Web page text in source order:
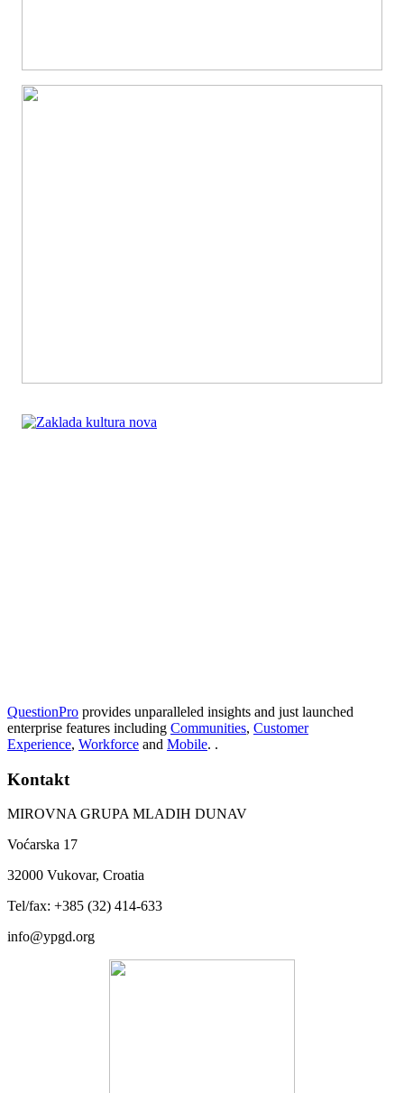
QuestionPro provides unparalleled insights and just launched
enterprise features including Communities, Customer
Experience, Workforce and Mobile. .
Kontakt
MIROVNA GRUPA MLADIH DUNAV
Voćarska 17
32000 Vukovar, Croatia
Tel/fax: +385 (32) 414-633
info@ypgd.org